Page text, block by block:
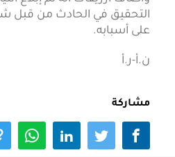
التحقيق في الحادث من قبل
على أسبابه.
ن.أ-ر.أ
مشاركة